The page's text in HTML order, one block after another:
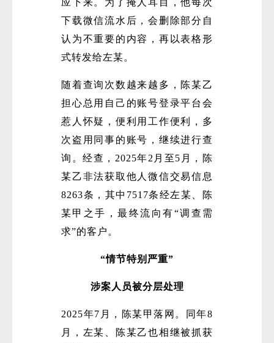
应下来。为了掩人耳目，他每次
下载微信流水后，会删除部分自
认为不重要的内容，再以表格形
式转发给左某。
随着查询次数越来越多，陈某乙
担心总用自己的账号登录平台会
惹人怀疑，便利用工作便利，多
次盗用同事的账号，继续进行查
询。经查，2025年2月至5月，陈
某乙非法获取他人微信交易信息
8263条，其中7517条经左某、陈
某甲之手，最终流向有“调查需
求”的客户。
“情节特别严重”
涉案人员被分层处理
2025年7月，陈某甲落网。同年8
月，左某、陈某乙也相继被抓获